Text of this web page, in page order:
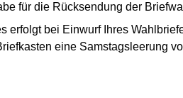
für die Rücksendung der
erfolgt bei Einwurf Ihres
eine Samstagsleerung